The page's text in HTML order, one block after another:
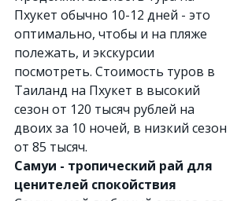
Пхукет обычно 10-12 дней - это
оптимально, чтобы и на пляже
полежать, и экскурсии
посмотреть. Стоимость туров в
Таиланд на Пхукет в высокий
сезон от 120 тысяч рублей на
двоих за 10 ночей, в низкий сезон
от 85 тысяч.
Самуи - тропический рай для
ценителей спокойствия